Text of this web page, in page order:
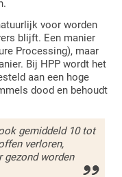
voor worden
blijft. Een manier
Processing), maar
Bij HPP wordt het
aan een hoge
dood en behoudt
gemiddeld 10 tot
verloren,
gezond worden